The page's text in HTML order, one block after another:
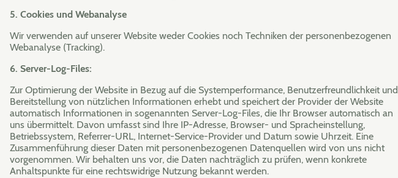
5. Cookies und Webanalyse
Wir verwenden auf unserer Website weder Cookies noch Techniken der personenbezogenen
Webanalyse (Tracking).
6. Server-Log-Files:
Zur Optimierung der Website in Bezug auf die Systemperformance, Benutzerfreundlichkeit und
Bereitstellung von nützlichen Informationen erhebt und speichert der Provider der Website
automatisch Informationen in sogenannten Server-Log-Files, die Ihr Browser automatisch an
uns übermittelt. Davon umfasst sind Ihre IP-Adresse, Browser- und Spracheinstellung,
Betriebssystem, Referrer-URL, Internet-Service-Provider und Datum sowie Uhrzeit. Eine
Zusammenführung dieser Daten mit personenbezogenen Datenquellen wird von uns nicht
vorgenommen. Wir behalten uns vor, die Daten nachträglich zu prüfen, wenn konkrete
Anhaltspunkte für eine rechtswidrige Nutzung bekannt werden.